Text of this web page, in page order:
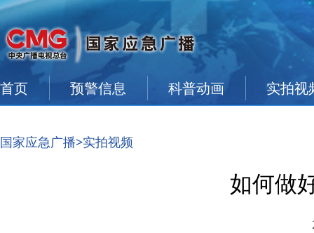
首页 预警信息 科普动画 实拍视
国家应急广播>实拍视频
如何做